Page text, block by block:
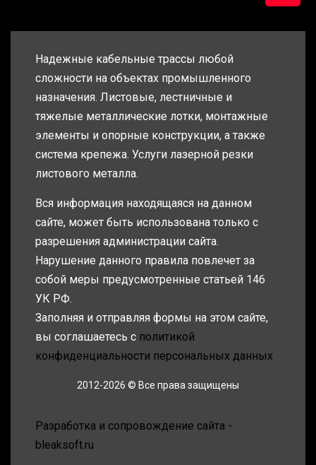
Надежные кабельные трассы любой
сложности на объектах промышленного
назначения. Листовые, лестничные и
тяжелые металлические лотки, монтажные
элементы и опорные конструкции, а также
система крепежа. Услуги лазерной резки
листового металла.
Вся информация находящаяся на данном
сайте, может быть использована только с
разрешения администрации сайта.
Нарушение данного правила повлечет за
собой меры предусмотренные статьей 146
УК РФ.
Заполняя и отправляя формы на этом сайте,
вы соглашаетесь с политикой
конфиденциальности персональных данных
2012-2026 © Все права защищены
Разработка и сопровождение сайта -
bleaksoft.ru